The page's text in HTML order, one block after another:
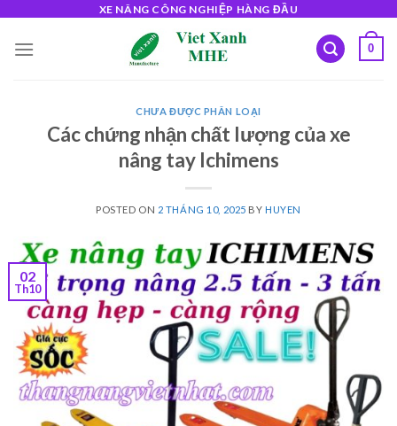
content
XE NÂNG CÔNG NGHIỆP HÀNG ĐẦU
0
CHƯA ĐƯỢC PHÂN LOẠI
Các chứng nhận chất lượng của xe
nâng tay Ichimens
POSTED ON 2 THÁNG 10, 2025 BY HUYEN
02
Th10